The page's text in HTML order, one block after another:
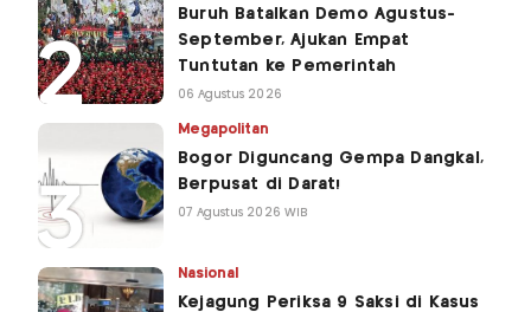
Buruh Batalkan Demo Agustus-
September, Ajukan Empat
Tuntutan ke Pemerintah
06 Agustus 2026
Megapolitan
Bogor Diguncang Gempa Dangkal,
Berpusat di Darat!
07 Agustus 2026 WIB
Nasional
Kejagung Periksa 9 Saksi di Kasus